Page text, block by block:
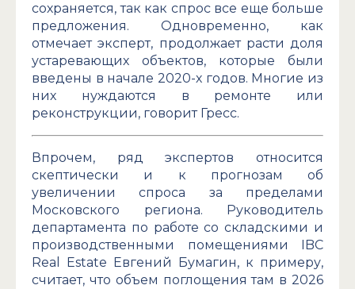
сохраняется, так как спрос все еще больше
предложения. Одновременно, как
отмечает эксперт, продолжает расти доля
устаревающих объектов, которые были
введены в начале 2020-х годов. Многие из
них нуждаются в ремонте или
реконструкции, говорит Гресс.
Впрочем, ряд экспертов относится
скептически и к прогнозам об
увеличении спроса за пределами
Московского региона. Руководитель
департамента по работе со складскими и
производственными помещениями IBC
Real Estate Евгений Бумагин, к примеру,
считает, что объем поглощения там в 2026